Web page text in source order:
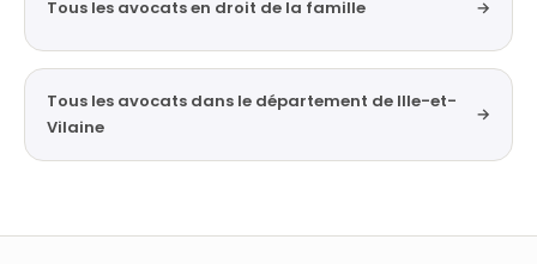
Tous les avocats en droit de la famille →
Tous les avocats dans le département de Ille-et-
Vilaine
→